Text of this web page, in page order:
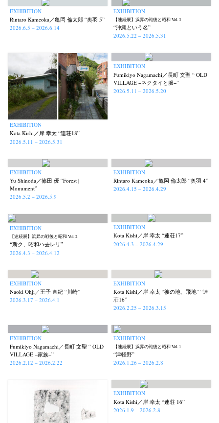
EXHIBITION
Rintaro Kameoka／亀岡 倫太郎 “奥羽 5”
2026.6.5 – 2026.6.14
EXHIBITION
【連続展】浜昇の戦後と昭和 Vol. 3
“沖縄という名”
2026.5.22 – 2026.5.31
EXHIBITION
Kota Kishi／岸 幸太 “連荘18”
2026.5.11 – 2026.5.31
EXHIBITION
Fumikiyo Nagamachi／長町 文聖 “ OLD
VILLAGE −ネクタイと服−”
2026.5.11 – 2026.5.20
EXHIBITION
Yu Shinoda／篠田 優 “Forest |
Monument”
2026.5.2 – 2026.5.9
EXHIBITION
Rintaro Kameoka／亀岡 倫太郎 “奥羽 4”
2026.4.15 – 2026.4.29
EXHIBITION
【連続展】浜昇の戦後と昭和 Vol. 2
“斯ク、昭和ハ去レリ”
2026.4.3 – 2026.4.12
EXHIBITION
Kota Kishi／岸 幸太 “連荘17”
2026.4.3 – 2026.4.29
EXHIBITION
Naoki Ohji／王子 直紀 “川崎”
2026.3.17 – 2026.4.1
EXHIBITION
Kota Kishi／岸 幸太 “彼の地、飛地” “連
荘16”
2026.2.25 – 2026.3.15
EXHIBITION
Fumikiyo Nagamachi／長町 文聖 “ OLD
VILLAGE −家族−”
2026.2.12 – 2026.2.22
EXHIBITION
【連続展】浜昇の戦後と昭和 Vol. 1
“津軽野”
2026.1.26 – 2026.2.8
EXHIBITION
Kota Kishi／岸 幸太 “連荘 16”
2026.1.9 – 2026.2.8